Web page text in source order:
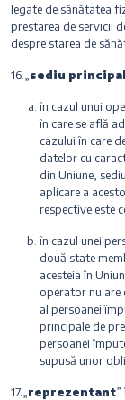
legate de sănătatea
prestarea de servicii
despre starea de
16.„ sediu principal
în cazul unui
în care se află
cazului în care
datelor cu
din Uniune,
aplicare a
respective este
în cazul unei
două state
acesteia în
operator nu are
al persoanei
principale de
persoanei
supusă unor
17.„ reprezentant